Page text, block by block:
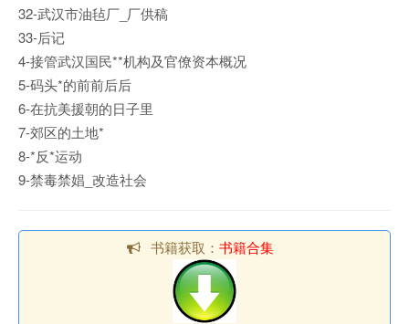
32-武汉市油毡厂_厂供稿
33-后记
4-接管武汉国民**机构及官僚资本概况
5-码头*的前前后后
6-在抗美援朝的日子里
7-郊区的土地*
8-*反*运动
9-禁毒禁娼_改造社会
书籍获取： 书籍合集